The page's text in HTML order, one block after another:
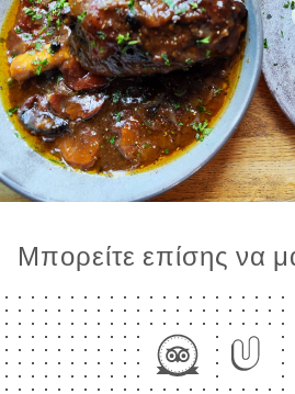
Μπορείτε επίσης να